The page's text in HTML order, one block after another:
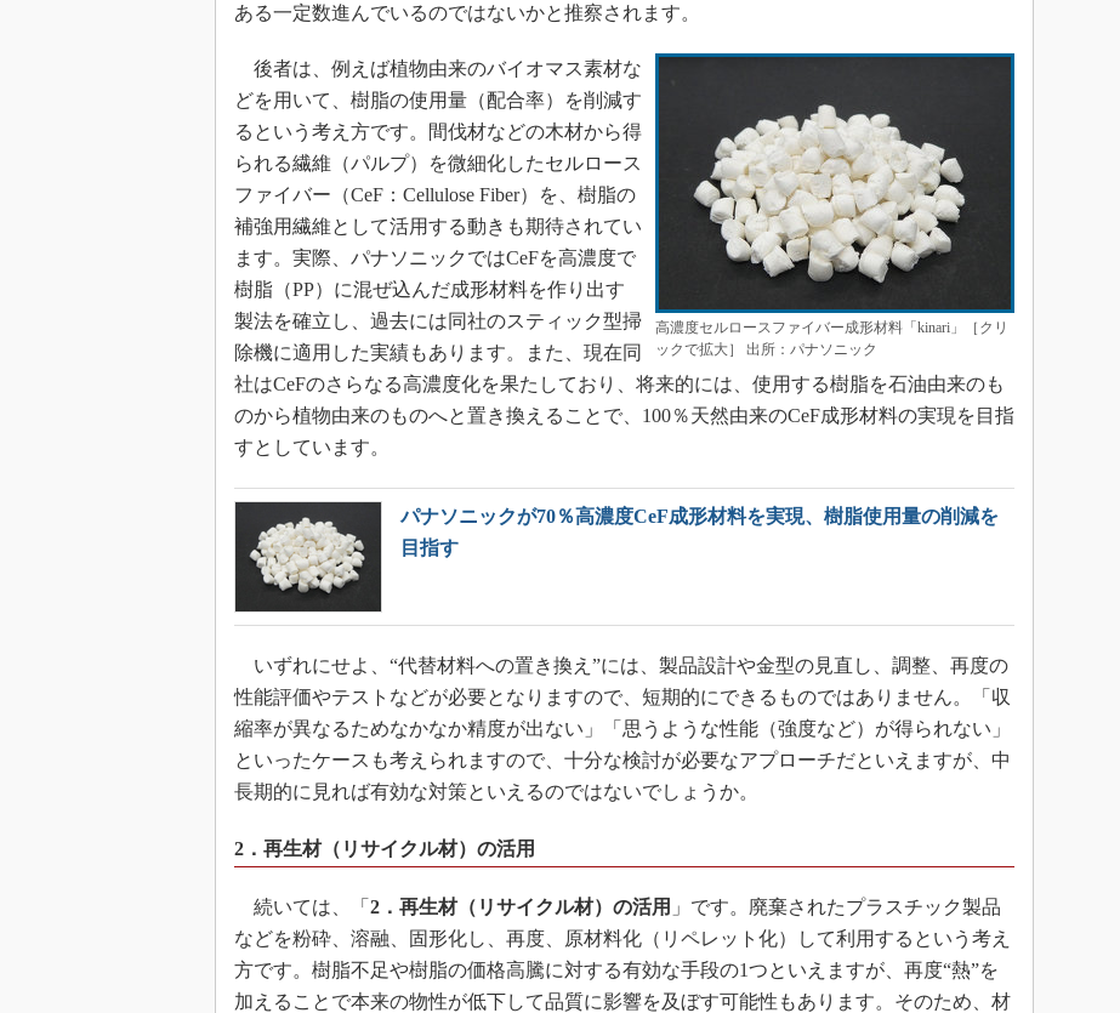
ある一定数進んでいるのではないかと推察されます。
高濃度セルロースファイバー成形材料「kinari」［クリ
ックで拡大］ 出所：パナソニック
後者は、例えば植物由来のバイオマス素材な
どを用いて、樹脂の使用量（配合率）を削減す
るという考え方です。間伐材などの木材から得
られる繊維（パルプ）を微細化したセルロース
ファイバー（CeF：Cellulose Fiber）を、樹脂の
補強用繊維として活用する動きも期待されてい
ます。実際、パナソニックではCeFを高濃度で
樹脂（PP）に混ぜ込んだ成形材料を作り出す
製法を確立し、過去には同社のスティック型掃
除機に適用した実績もあります。また、現在同
社はCeFのさらなる高濃度化を果たしており、将来的には、使用する樹脂を石油由来のも
のから植物由来のものへと置き換えることで、100％天然由来のCeF成形材料の実現を目指
すとしています。
パナソニックが70％高濃度CeF成形材料を実現、樹脂使用量の削減を
目指す
いずれにせよ、“代替材料への置き換え”には、製品設計や金型の見直し、調整、再度の
性能評価やテストなどが必要となりますので、短期的にできるものではありません。「収
縮率が異なるためなかなか精度が出ない」「思うような性能（強度など）が得られない」
といったケースも考えられますので、十分な検討が必要なアプローチだといえますが、中
長期的に見れば有効な対策といえるのではないでしょうか。
2．再生材（リサイクル材）の活用
続いては、「 2．再生材（リサイクル材）の活用 」です。廃棄されたプラスチック製品
などを粉砕、溶融、固形化し、再度、原材料化（リペレット化）して利用するという考え
方です。樹脂不足や樹脂の価格高騰に対する有効な手段の1つといえますが、再度“熱”を
加えることで本来の物性が低下して品質に影響を及ぼす可能性もあります。そのため、材